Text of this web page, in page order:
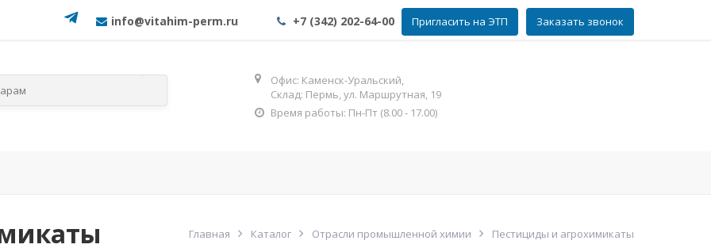
info@vitahim-perm.ru +7 (342) 202-64-00 Заказать звонок
Пригласить на ЭТП
Офис: Каменск-Уральский,
Склад: Пермь, ул. Маршрутная, 19
Время работы: Пн-Пт (8.00 - 17.00)
Главная Каталог Отрасли промышленной химии Пестициды и агрохимикаты